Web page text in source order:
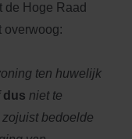
de Hoge Raad
overwoog:
ten huwelijk
dus niet te
bedoelde